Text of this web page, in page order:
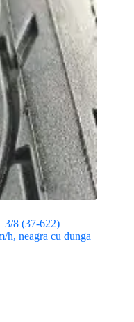
3/8 (37-622)
h, neagra cu dunga